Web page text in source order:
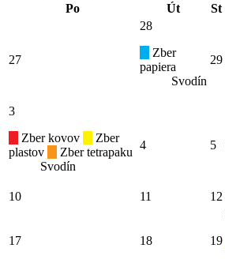
Po
Út St
27
28
Zber
papiera
Svodín
29
3
Zber kovov
Zber
plastov
Zber tetrapaku
Svodín
4 5
10 11 12
17 18 19